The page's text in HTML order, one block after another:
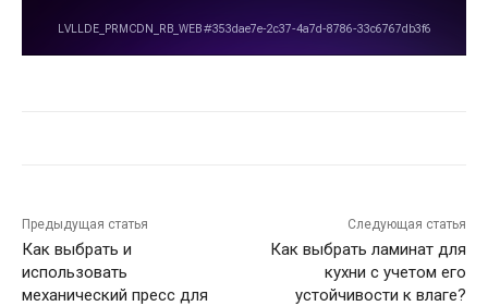
Предыдущая статья
Как выбрать и
использовать
механический пресс для
Следующая статья
Как выбрать ламинат для
кухни с учетом его
устойчивости к влаге?